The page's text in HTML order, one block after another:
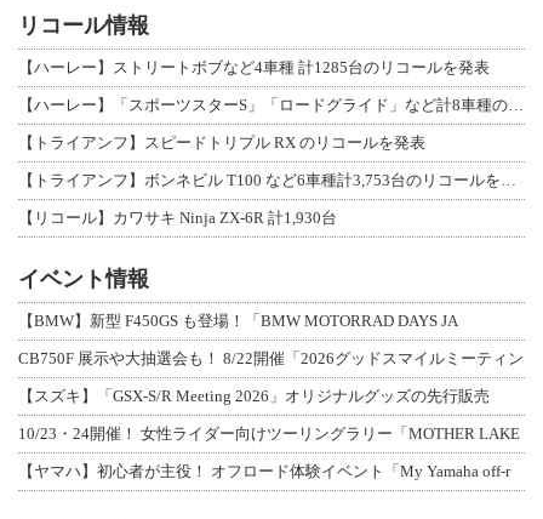
リコール情報
【ハーレー】ストリートボブなど4車種 計1285台のリコールを発表
【ハーレー】「スポーツスターS」「ロードグライド」など計8車種のリコールを発表
【トライアンフ】スピードトリプル RX のリコールを発表
【トライアンフ】ボンネビル T100 など6車種計3,753台のリコールを発表
【リコール】カワサキ Ninja ZX-6R 計1,930台
イベント情報
【BMW】新型 F450GS も登場！「BMW MOTORRAD DAYS JA
CB750F 展示や大抽選会も！ 8/22開催「2026グッドスマイルミーティン
【スズキ】「GSX-S/R Meeting 2026」オリジナルグッズの先行販売
10/23・24開催！ 女性ライダー向けツーリングラリー「MOTHER LAKE
【ヤマハ】初心者が主役！ オフロード体験イベント「My Yamaha off-r